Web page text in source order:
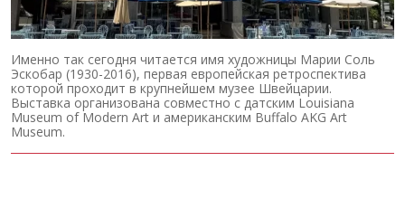
Именно так сегодня читается имя художницы Марии Соль
Эскобар (1930-2016), первая европейская ретроспектива
которой проходит в крупнейшем музее Швейцарии.
Выставка организована совместно с датским Louisiana
Museum of Modern Art и американским Buffalo AKG Art
Museum.